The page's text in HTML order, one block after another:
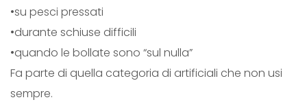
•su pesci pressati
•durante schiuse difficili
•quando le bollate sono “sul nulla”
Fa parte di quella categoria di artificiali che non usi
sempre.